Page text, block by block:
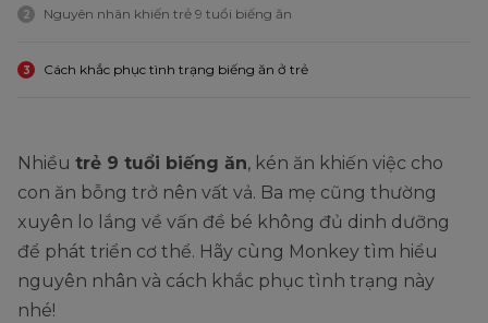
2 Nguyên nhân khiến trẻ 9 tuổi biếng ăn
3 Cách khắc phục tình trạng biếng ăn ở trẻ
Nhiều trẻ 9 tuổi biếng ăn, kén ăn khiến việc cho
con ăn bỗng trở nên vất vả. Ba mẹ cũng thường
xuyên lo lắng về vấn đề bé không đủ dinh dưỡng
để phát triển cơ thể. Hãy cùng Monkey tìm hiểu
nguyên nhân và cách khắc phục tình trạng này
nhé!